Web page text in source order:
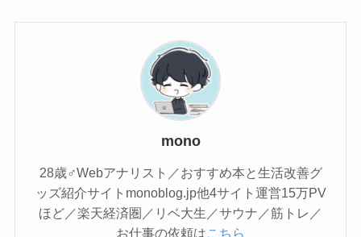
mono
28歳♂Webアナリスト／おすすめ本と生活改善グ
ッズ紹介サイトmonoblog.jp他4サイト運営15万PV
ほど／楽天経済圏／リベ大生／サウナ／筋トレ／
お仕事の依頼はこちら